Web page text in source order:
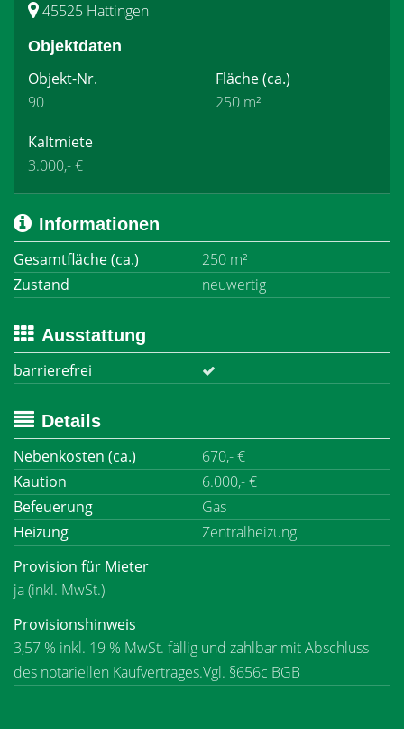
45525 Hattingen
Objektdaten
Objekt-Nr.
90
Fläche(ca.)
250 m²
Kaltmiete
3.000,- €
Informationen
Gesamtfläche (ca.)
250 m²
Zustand
neuwertig
Ausstattung
barrierefrei
Details
Nebenkosten (ca.)
670,- €
Kaution
6.000,- €
Befeuerung
Gas
Heizung
Zentralheizung
Provision für Mieter
ja (inkl. MwSt.)
Provisionshinweis
3,57 % inkl. 19 % MwSt. fällig und zahlbar mit Abschluss
des notariellen Kaufvertrages.Vgl. §656c BGB